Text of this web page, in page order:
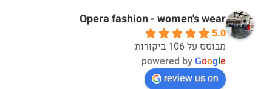
Opera fashion - women's wear
5.0
מבוסס על 106 ביקורות
powered byGoogle
review us on